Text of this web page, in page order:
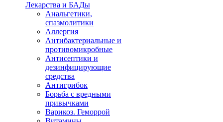
Лекарства и БАДы
Анальгетики,
спазмолитики
Аллергия
Антибактериальные и
противомикробные
Антисептики и
дезинфицирующие
средства
Антигрибок
Борьба с вредными
привычками
Варикоз. Геморрой